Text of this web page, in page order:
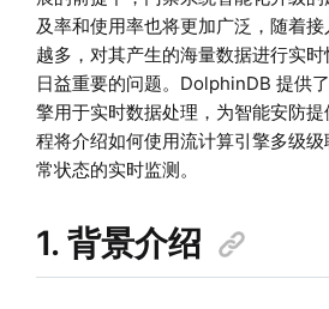
及率和使用率也将更加广泛，随着
越多，对其产生的海量数据进行实
日益重要的问题。DolphinDB 提供
擎用于实时数据处理，为智能安防
程将介绍如何使用流计算引擎多级
常状态的实时监测。
1. 背景介绍